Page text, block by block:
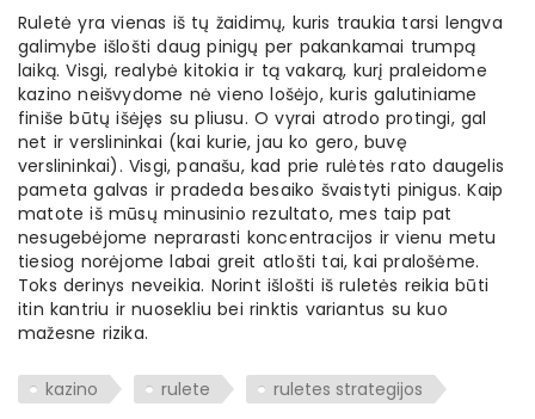
Ruletė yra vienas iš tų žaidimų, kuris traukia tarsi lengva
galimybe išlošti daug pinigų per pakankamai trumpą
laiką. Visgi, realybė kitokia ir tą vakarą, kurį praleidome
kazino neišvydome nė vieno lošėjo, kuris galutiniame
finiše būtų išėjęs su pliusu. O vyrai atrodo protingi, gal
net ir verslininkai (kai kurie, jau ko gero, buvę
verslininkai). Visgi, panašu, kad prie rulėtės rato daugelis
pameta galvas ir pradeda besaiko švaistyti pinigus. Kaip
matote iš mūsų minusinio rezultato, mes taip pat
nesugebėjome neprarasti koncentracijos ir vienu metu
tiesiog norėjome labai greit atlošti tai, kai pralošėme.
Toks derinys neveikia. Norint išlošti iš ruletės reikia būti
itin kantriu ir nuosekliu bei rinktis variantus su kuo
mažesne rizika.
kazino rulete ruletes strategijos